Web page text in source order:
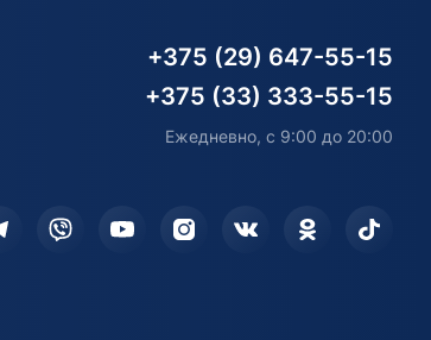
+375 (29) 647-55-15
+375 (33) 333-55-15
Ежедневно, с 9:00 до 20:00